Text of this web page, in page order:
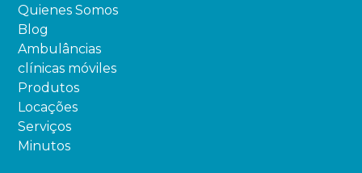
Quienes Somos
Blog
Ambulâncias
clínicas móviles
Produtos
Locações
Serviços
Minutos